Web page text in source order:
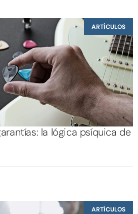
ARTÍCULOS
la lógica psíquica de
ARTÍCULOS